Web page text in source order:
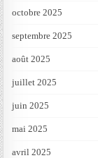
octobre 2025
septembre 2025
août 2025
juillet 2025
juin 2025
mai 2025
avril 2025